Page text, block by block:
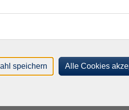
speichern Alle Cookies